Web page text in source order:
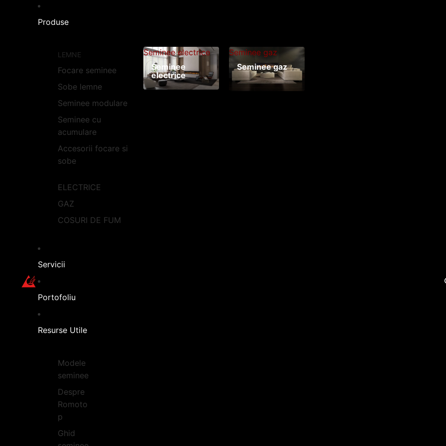
Produse
LEMNE
Focare seminee
Sobe lemne
Seminee modulare
Seminee cu
acumulare
Accesorii focare si
sobe
ELECTRICE
GAZ
COSURI DE FUM
Seminee electrice
Seminee
electrice
Seminee gaz
Seminee gaz
Servicii
Portofoliu
Resurse Utile
Modele
seminee
Despre
Romoto
p
Ghid